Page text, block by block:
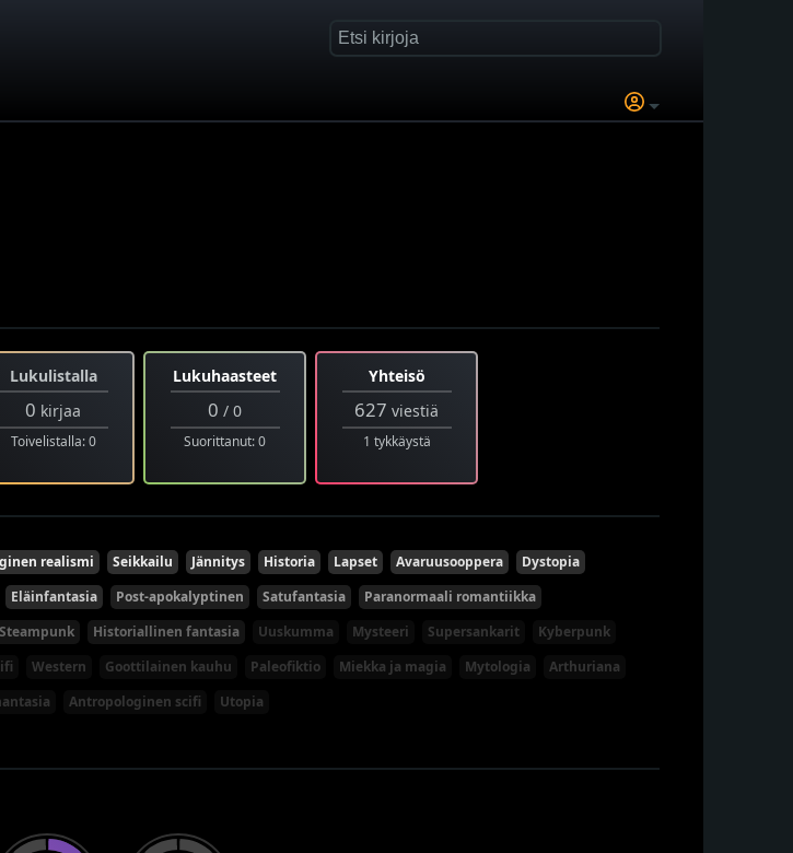
Lukulistalla
0 kirjaa
Toivelistalla: 0
Lukuhaasteet
0 / 0
Suorittanut: 0
Yhteisö
627 viestiä
1 tykkäystä
realismi Seikkailu Jännitys Historia Lapset Avaruusooppera
Dystopia
Eläinfantasia Post-apokalyptinen Satufantasia
Paranormaali romantiikka
Steampunk Historiallinen fantasia Uuskumma Mysteeri Supersankarit
Kyberpunk
Western Goottilainen kauhu Paleofiktio Miekka ja magia Mytologia
Arthuriana
Antropologinen scifi Utopia